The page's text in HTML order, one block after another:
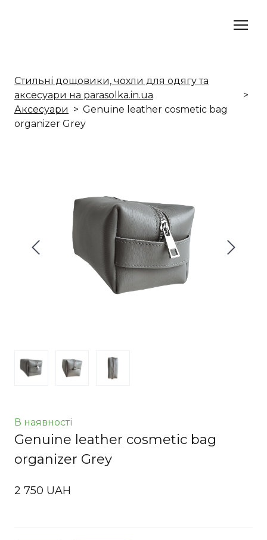
Стильні дощовики, чохли для одягу та
аксесуари на parasolka.in.ua
Аксесуари
Genuine leather cosmetic bag
organizer Grey
В наявності
Genuine leather cosmetic bag
organizer Grey
2 750 UAH